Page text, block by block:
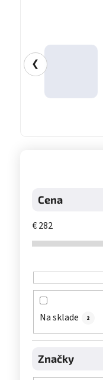
❮
Cena
€282
Na sklade 2
Značky